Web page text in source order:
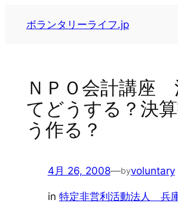
ボランタリーライフ.jp
ＮＰＯ会計講座
てどうする？決
う作る？
4月 26, 2008—byvoluntary
in 特定非営利活動法人 兵